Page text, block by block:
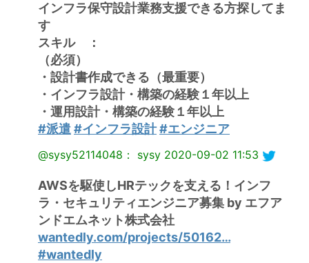
インフラ保守設計業務支援できる方探してま
す
スキル ：
（必須）
・設計書作成できる（最重要）
・インフラ設計・構築の経験１年以上
・運用設計・構築の経験１年以上
#派遣#インフラ設計#エンジニア
@sysy52114048： sysy 2020-09-02 11:53
AWSを駆使しHRテックを支える！インフ
ラ・セキュリティエンジニア募集 by エフア
ンドエムネット株式会社
wantedly.com/projects/50162…
#wantedly